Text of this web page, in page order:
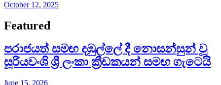
October 12, 2025
Featured
පරාජයත් සමඟ දඹුල්ලේ දී නොසන්සුන් වූ
සූරියවංශි ශ්‍රී ලංකා ක්‍රීඩකයන් සමඟ ගැටෙයි
June 15, 2026